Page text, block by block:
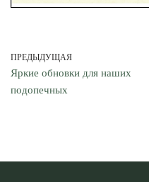
ПРЕДЫДУЩАЯ
Яркие обновки для наших
подопечных